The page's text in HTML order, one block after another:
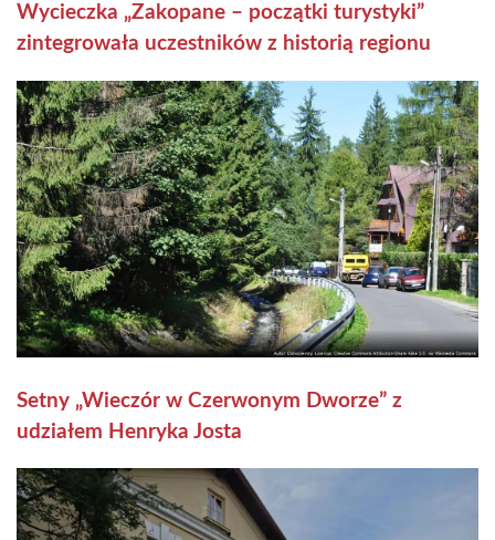
Wycieczka „Zakopane – początki turystyki”
zintegrowała uczestników z historią regionu
Setny „Wieczór w Czerwonym Dworze” z
udziałem Henryka Josta